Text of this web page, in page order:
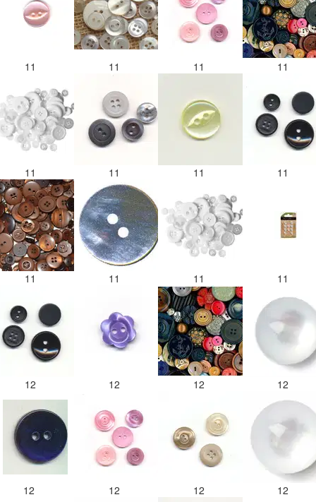
11 11 11 11
11 11 11 11
11 11 11 11
12 12 12 12
12 12 12 12